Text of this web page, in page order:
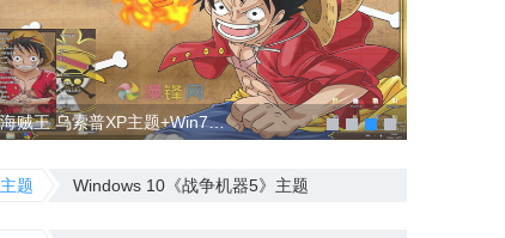
海贼王 乌索普XP主题+Win7主题海贼王动漫
主题 Windows 10《战争机器5》主题